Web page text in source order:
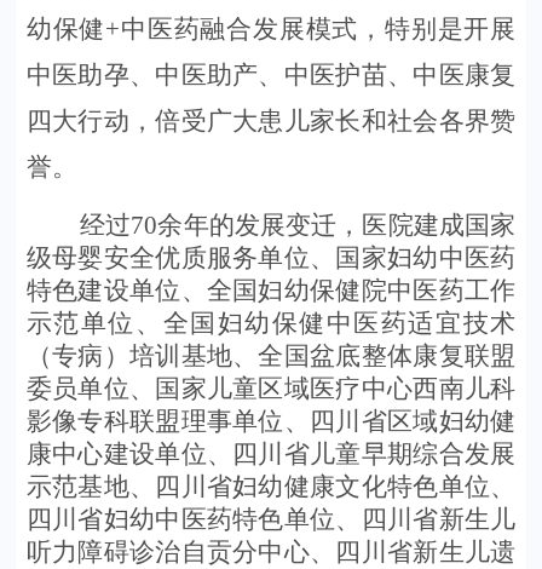
幼保健+中医药融合发展模式，特别是开展
中医助孕、中医助产、中医护苗、中医康复
四大行动，倍受广大患儿家长和社会各界赞
誉。
经过70余年的发展变迁， 医院建成国家
级母婴安全优质服务单位、
国家妇幼中医药
特色建设单位、 全国妇幼保健院中医药工作
示范单位 、 全国妇幼保健中医药适宜技术
（专病）培训基地、全国盆底整体康复联盟
委员单位、
国家儿童区域医疗中心西南儿科
影像专科联盟理事单位、 四川省区域妇幼健
康中心建设单位、 四川省儿童早期综合发展
示范基地、 四川省妇幼健康文化特色单位、
四川省妇幼中医药特色单位、 四川省新生儿
听力障碍诊治自贡分中心、四川省新生儿遗